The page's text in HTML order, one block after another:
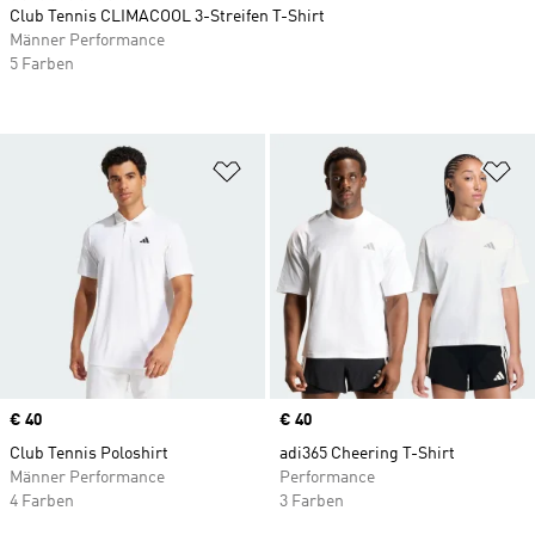
Zur Wunschliste hinzufügen
Price
€ 40
Club Tennis Poloshirt
Männer Performance
4 Farben
Price
€ 40
adi365 Cheering T-Shirt
Performance
3 Farben
Club Tennis CLIMACOOL 3-Streifen T-Shirt
Männer Performance
5 Farben